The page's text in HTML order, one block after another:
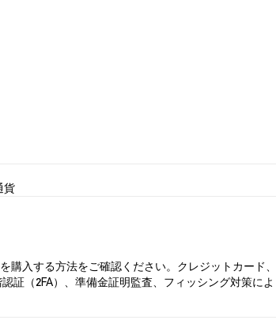
貨
入する方法をご確認ください。クレジットカード
証（2FA）、準備金証明監査、フィッシング対策